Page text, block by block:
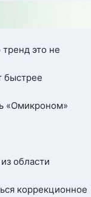
это не
быстрее
«Омикроном»
области
коррекционное